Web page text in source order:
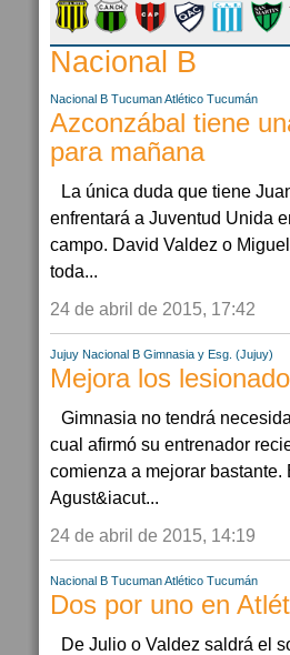
Nacional B
Nacional B TucumanAtlético Tucumán
Azconzábal tiene
para mañana
La única duda que tiene
enfrentará a Juventud Unida
campo. David Valdez o
toda...
24 de abril de 2015, 17:42
Jujuy Nacional B Gimnasia y Esg. (Jujuy)
Mejora los
Gimnasia no tendrá
cual afirmó su entrenador
comienza a mejorar
Agust&iacut...
24 de abril de 2015, 14:19
Nacional B TucumanAtlético Tucumán
Dos por uno en
De Julio o Valdez saldrá el